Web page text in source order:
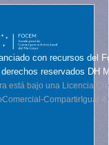
con recursos del
reservados DH
está bajo una Licencia
CompartirIgual